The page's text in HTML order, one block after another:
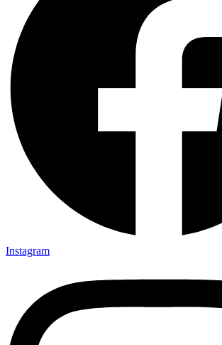
Instagram